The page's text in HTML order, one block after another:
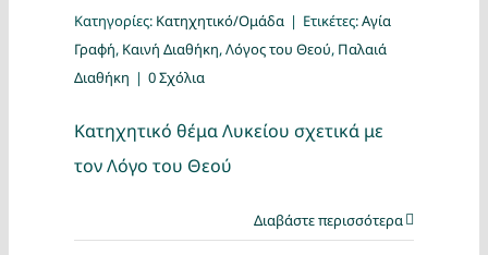
Κατηγορίες: Κατηχητικό/Ομάδα | Ετικέτες:Αγία
Γραφή, Καινή Διαθήκη,Λόγος του Θεού, Παλαιά
Διαθήκη | 0 Σχόλια
Κατηχητικό θέμα Λυκείου σχετικά με
τον Λόγο του Θεού
Διαβάστε περισσότερα